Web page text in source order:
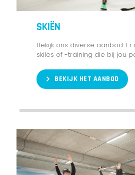
SKIËN
Bekijk ons diverse aanbod.
skiles of -training die bij jou
BEKIJK HET AANBOD